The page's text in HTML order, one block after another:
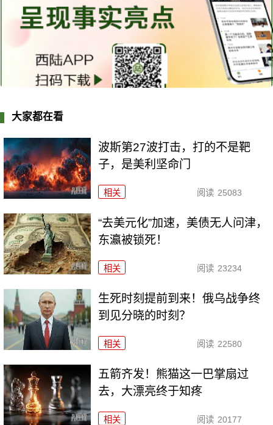
大家都在看
波斯第27波打击，打的不是靶
子，是美利坚命门
相关 阅读 25083
“去美元化”加速，美债无人问津，
东瀛被锁死！
相关 阅读 23234
生死时刻提前到来！俄乌战争终
到见分晓的时刻？
相关 阅读 22580
五箭齐发！熊猫这一巴掌扇过
去，大漂亮终于知疼
相关 阅读 20177